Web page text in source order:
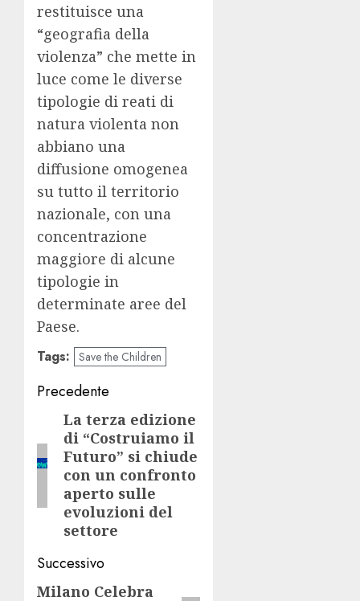
restituisce una
“geografia della
violenza” che mette in
luce come le diverse
tipologie di reati di
natura violenta non
abbiano una
diffusione omogenea
su tutto il territorio
nazionale, con una
concentrazione
maggiore di alcune
tipologie in
determinate aree del
Paese.
Tags: Save the Children
Navigazione
articolo
Precedente
Articolo
precedente:
La terza edizione
di “Costruiamo il
Futuro” si chiude
con un confronto
aperto sulle
evoluzioni del
settore
Successivo
Articolo
Milano Celebra